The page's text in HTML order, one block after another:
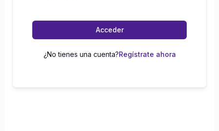
Acceder
¿No tienes una cuenta?Regístrate ahora